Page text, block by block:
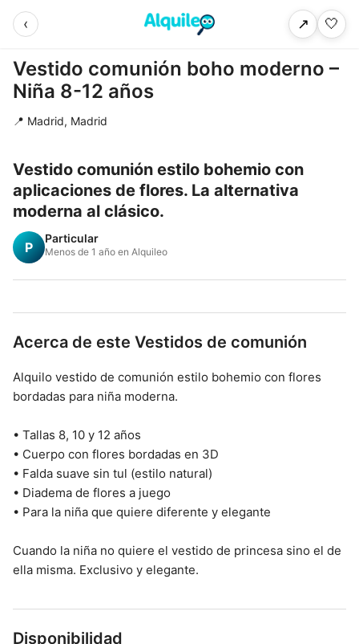
‹ ↗ 🤍
Vestido comunión boho moderno –
Niña 8-12 años
📍 Madrid, Madrid
Vestido comunión estilo bohemio con
aplicaciones de flores. La alternativa
moderna al clásico.
P
Particular
Menos de 1 año en Alquileo
Acerca de este Vestidos de comunión
Alquilo vestido de comunión estilo bohemio con flores
bordadas para niña moderna.
• Tallas 8, 10 y 12 años
• Cuerpo con flores bordadas en 3D
• Falda suave sin tul (estilo natural)
• Diadema de flores a juego
• Para la niña que quiere diferente y elegante
Cuando la niña no quiere el vestido de princesa sino el de
ella misma. Exclusivo y elegante.
Disponibilidad